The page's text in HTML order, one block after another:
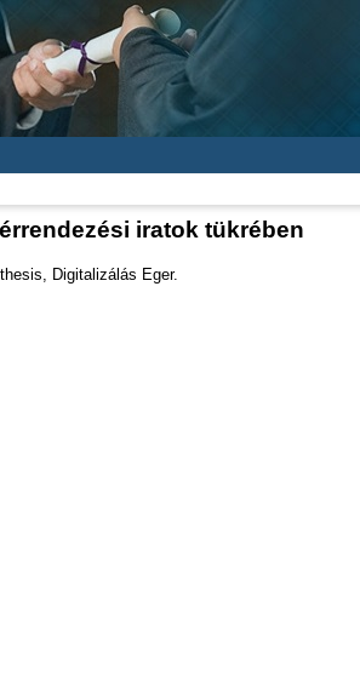
iratok tükrében
Digitalizálás Eger.